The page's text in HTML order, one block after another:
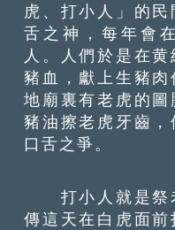
虎、打小人」的
舌之神，每年會
人。人們於是在
豬血，獻上生豬
地廟裏有老虎的
豬油擦老虎牙齒
口舌之爭。
打小人就是祭
傳這天在白虎面